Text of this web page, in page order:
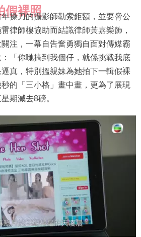
假裸照
操刀的攝影師勒索鉅額，並要脅公
律師樓協助而結識律師黃嘉樂飾，
注，一幕自告奮勇獨自面對傳媒霸
「你哋搞到我個仔，就係挑戰我底
真，特別搵親妹為她拍下一輯假裸
的「三小格」畫中畫，更為了展現
期減去8磅。